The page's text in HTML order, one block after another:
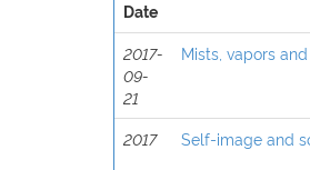
Date
2017-
09-
21
Mists, vapors
2017 Self-image and